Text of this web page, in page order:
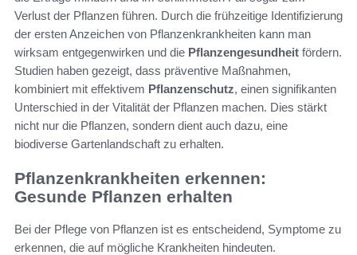
Verlust der Pflanzen führen. Durch die frühzeitige Identifizierung
der ersten Anzeichen von Pflanzenkrankheiten kann man
wirksam entgegenwirken und die Pflanzengesundheit fördern.
Studien haben gezeigt, dass präventive Maßnahmen,
kombiniert mit effektivem Pflanzenschutz, einen signifikanten
Unterschied in der Vitalität der Pflanzen machen. Dies stärkt
nicht nur die Pflanzen, sondern dient auch dazu, eine
biodiverse Gartenlandschaft zu erhalten.
Pflanzenkrankheiten erkennen:
Gesunde Pflanzen erhalten
Bei der Pflege von Pflanzen ist es entscheidend, Symptome zu
erkennen, die auf mögliche Krankheiten hindeuten.